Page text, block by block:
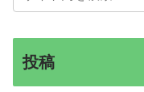
投稿